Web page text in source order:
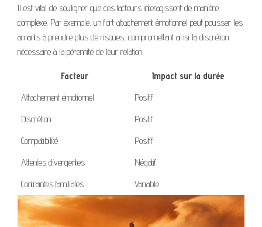
Il est vital de souligner que ces facteurs interagissent de manière
complexe. Par exemple, un fort attachement émotionnel peut pousser les
amants à prendre plus de risques, compromettant ainsi la discrétion
nécessaire à la pérennité de leur relation.
Facteur
Impact sur la durée
Attachement émotionnel
Positif
Discrétion
Positif
Compatibilité
Positif
Attentes divergentes
Négatif
Contraintes familiales
Variable